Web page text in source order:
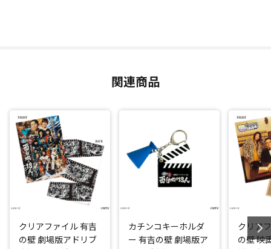
関連商品
クリアファイル 有吉
の壁 劇場版アドリブ
カチンコキーホルダ
ー 有吉の壁 劇場版ア
クリア
の壁 映